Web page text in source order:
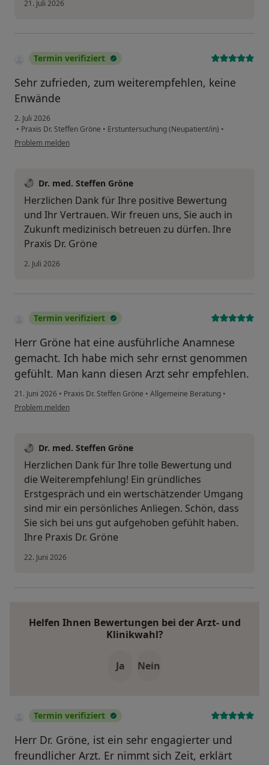
21. Juli 2026
Termin verifiziert
Sehr zufrieden, zum weiterempfehlen, keine
Enwände
2. Juli 2026
• Praxis Dr. Steffen Gröne • Erstuntersuchung (Neupatient/in) •
Problem melden
Dr. med. Steffen Gröne
Herzlichen Dank für Ihre positive Bewertung
und Ihr Vertrauen. Wir freuen uns, Sie auch in
Zukunft medizinisch betreuen zu dürfen. Ihre
Praxis Dr. Gröne
2. Juli 2026
Termin verifiziert
Herr Gröne hat eine ausführliche Anamnese
gemacht. Ich habe mich sehr ernst genommen
gefühlt. Man kann diesen Arzt sehr empfehlen.
21. Juni 2026 • Praxis Dr. Steffen Gröne • Allgemeine Beratung •
Problem melden
Dr. med. Steffen Gröne
Herzlichen Dank für Ihre tolle Bewertung und
die Weiterempfehlung! Ein gründliches
Erstgespräch und ein wertschätzender Umgang
sind mir ein persönliches Anliegen. Schön, dass
Sie sich bei uns gut aufgehoben gefühlt haben.
Ihre Praxis Dr. Gröne
22. Juni 2026
Helfen Ihnen Bewertungen bei der Arzt- und
Klinikwahl?
Ja Nein
Termin verifiziert
Herr Dr. Gröne, ist ein sehr engagierter und
freundlicher Arzt. Er nimmt sich Zeit, erklärt